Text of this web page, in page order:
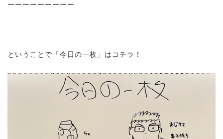
ーーーーーーーーー
ということで「今日の一枚」はコチラ！